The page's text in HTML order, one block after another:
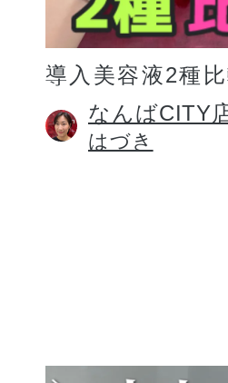
導入美容液2種
なんばCITY
はづき